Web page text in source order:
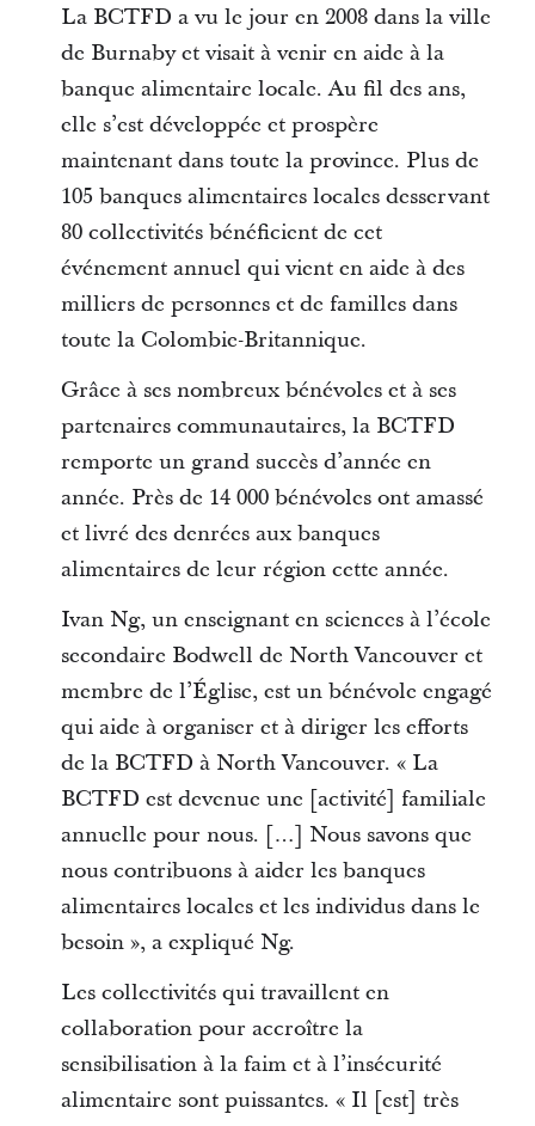
La BCTFD a vu le jour en 2008 dans la ville
de Burnaby et visait à venir en aide à la
banque alimentaire locale. Au fil des ans,
elle s’est développée et prospère
maintenant dans toute la province. Plus de
105 banques alimentaires locales desservant
80 collectivités bénéficient de cet
événement annuel qui vient en aide à des
milliers de personnes et de familles dans
toute la Colombie-Britannique.
Grâce à ses nombreux bénévoles et à ses
partenaires communautaires, la BCTFD
remporte un grand succès d’année en
année. Près de 14 000 bénévoles ont amassé
et livré des denrées aux banques
alimentaires de leur région cette année.
Ivan Ng, un enseignant en sciences à l’école
secondaire Bodwell de North Vancouver et
membre de l’Église, est un bénévole engagé
qui aide à organiser et à diriger les efforts
de la BCTFD à North Vancouver. « La
BCTFD est devenue une [activité] familiale
annuelle pour nous. […] Nous savons que
nous contribuons à aider les banques
alimentaires locales et les individus dans le
besoin », a expliqué Ng.
Les collectivités qui travaillent en
collaboration pour accroître la
sensibilisation à la faim et à l’insécurité
alimentaire sont puissantes. « Il [est] très